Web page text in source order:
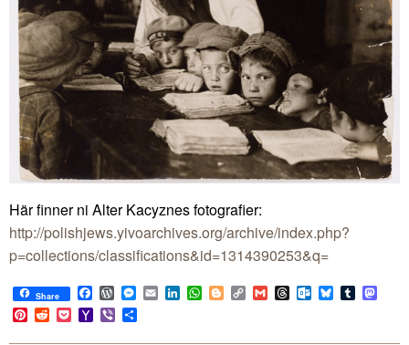
Här finner ni Alter Kacyznes fotografier:
http://polishjews.yivoarchives.org/archive/index.php?
p=collections/classifications&id=1314390253&q=
Share Facebook
WordPress
Messenger
EmailLinkedIn
WhatsApp
BloggerCopy
Link
GmailThreadsOutlook.com
BlueskyTumblr
Pinterest
RedditPocketYahoo
Mail
Viber